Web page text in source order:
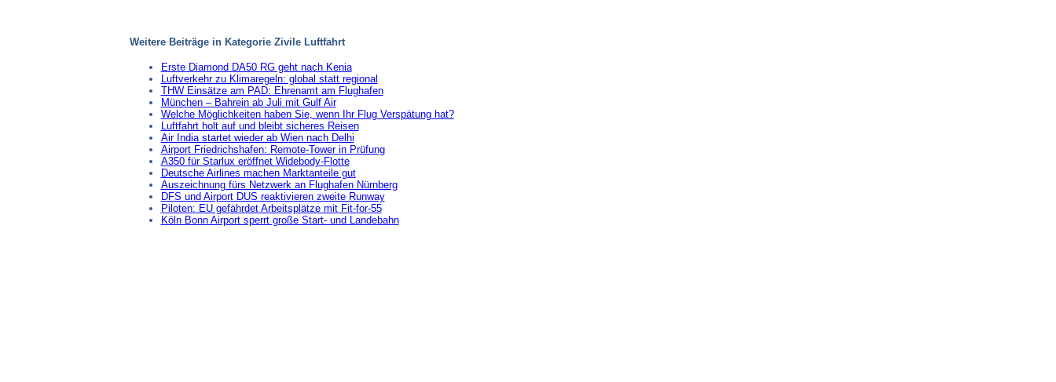
Weitere Beiträge in Kategorie Zivile Luftfahrt
Erste Diamond DA50 RG geht nach Kenia
Luftverkehr zu Klimaregeln: global statt regional
THW Einsätze am PAD: Ehrenamt am Flughafen
München – Bahrein ab Juli mit Gulf Air
Welche Möglichkeiten haben Sie, wenn Ihr Flug Verspätung hat?
Luftfahrt holt auf und bleibt sicheres Reisen
Air India startet wieder ab Wien nach Delhi
Airport Friedrichshafen: Remote-Tower in Prüfung
A350 für Starlux eröffnet Widebody-Flotte
Deutsche Airlines machen Marktanteile gut
Auszeichnung fürs Netzwerk an Flughafen Nürnberg
DFS und Airport DUS reaktivieren zweite Runway
Piloten: EU gefährdet Arbeitsplätze mit Fit-for-55
Köln Bonn Airport sperrt große Start- und Landebahn